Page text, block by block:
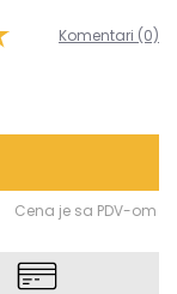
Cena je sa PDV-om
Komentari (0)